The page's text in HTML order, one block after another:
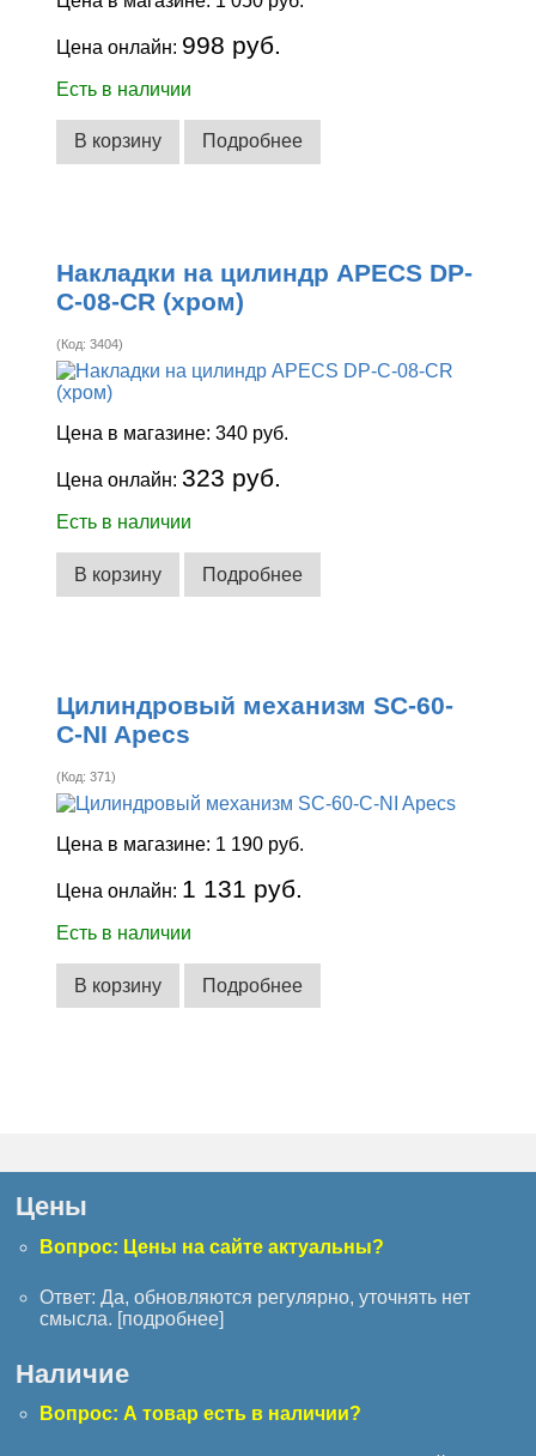
Цена онлайн: 998 руб.
Есть в наличии
В корзину Подробнее
Накладки на цилиндр APECS DP-
C-08-CR (хром)
(Код:3404)
Цена в магазине:340 руб.
Цена онлайн:323 руб.
Есть в наличии
В корзину Подробнее
Цилиндровый механизм SC-60-
C-NI Apecs
(Код:371)
Цена в магазине: 1 190 руб.
Цена онлайн: 1 131 руб.
Есть в наличии
В корзину Подробнее
Цены
Вопрос: Цены на сайте актуальны?
Ответ: Да, обновляются регулярно, уточнять нет
смысла. [подробнее]
Наличие
Вопрос: А товар есть в наличии?